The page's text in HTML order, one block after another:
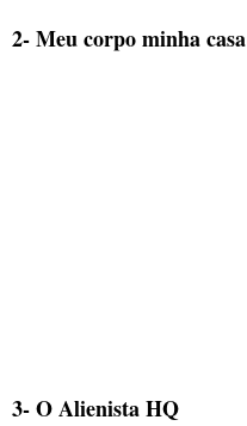
2- Meu corpo minha casa
3- O Alienista HQ